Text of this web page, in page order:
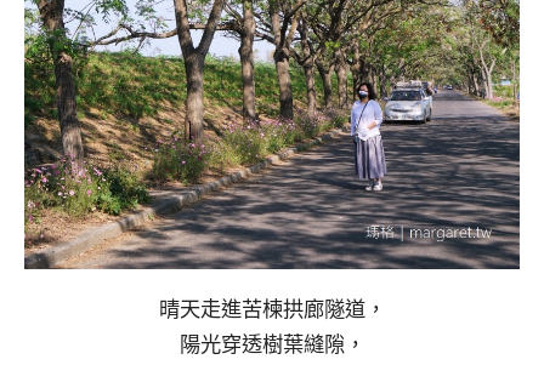
晴天走進苦楝拱廊隧道，
陽光穿透樹葉縫隙，